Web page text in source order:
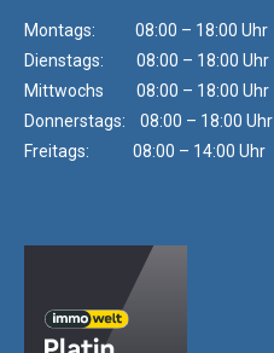
Montags: 08:00 – 18:00 Uhr
Dienstags: 08:00 – 18:00 Uhr
Mittwochs 08:00 – 18:00 Uhr
Donnerstags: 08:00 – 18:00 Uhr
Freitags: 08:00 – 14:00 Uhr